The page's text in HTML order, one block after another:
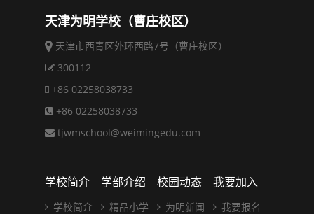
天津为明学校（曹庄校区）
天津市西青区外环西路7号（曹庄校区）
300112
+86 02258038733
+86 02258038733
tjwmschool@weimingedu.com
学校简介
学校简介
学部介绍
精品小学
校园动态
为明新闻
我要加入
我要报名